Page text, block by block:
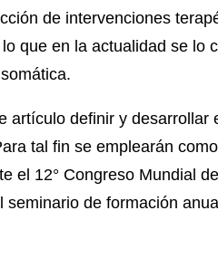
de intervenciones
que en la actualidad se lo
artículo definir y desarrollar
tal fin se emplearán
el 12° Congreso Mundial
de formación